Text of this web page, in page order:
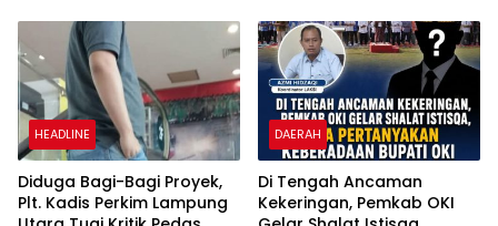
Sutarman
Aman dan Nyaman
HEADLINE
Diduga Bagi-Bagi Proyek,
Plt. Kadis Perkim Lampung
DAERAH
Di Tengah Ancaman
Kekeringan, Pemkab OKI